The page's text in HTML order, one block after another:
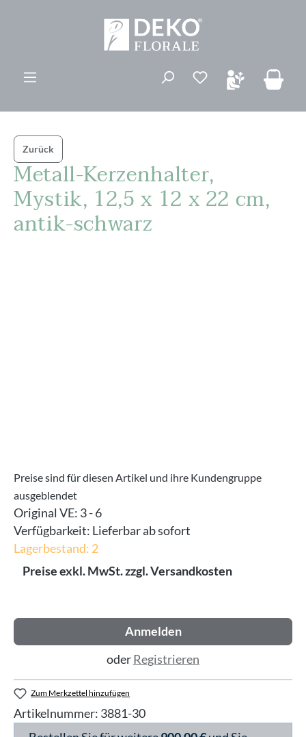
Du hast 0
Zurück
Metall-Kerzenhalter,
Mystik, 12,5 x 12 x 22 cm,
antik-schwarz
Preise sind für diesen Artikel und ihre Kundengruppe
ausgeblendet
Original VE: 3 - 6
Verfügbarkeit: Lieferbar ab sofort
Lagerbestand: 2
Preise exkl. MwSt. zzgl. Versandkosten
Anmelden
oderRegistrieren
Zum Merkzettel hinzufügen
Artikelnummer: 3881-30